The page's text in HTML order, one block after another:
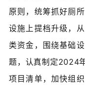
原则，统筹抓好厕
设施上提档升级，
类资金，围绕基础
题，认真制定2024
项目清单，加快组